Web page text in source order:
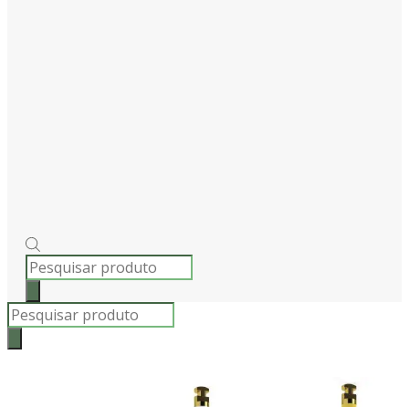
PRODUCTS
SEARCH
Products
search